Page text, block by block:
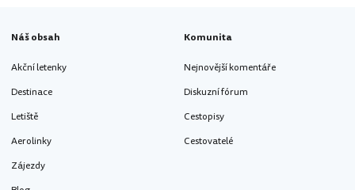
Náš obsah
Akční letenky
Destinace
Letiště
Aerolinky
Zájezdy
Komunita
Nejnovější komentáře
Diskuzní fórum
Cestopisy
Cestovatelé